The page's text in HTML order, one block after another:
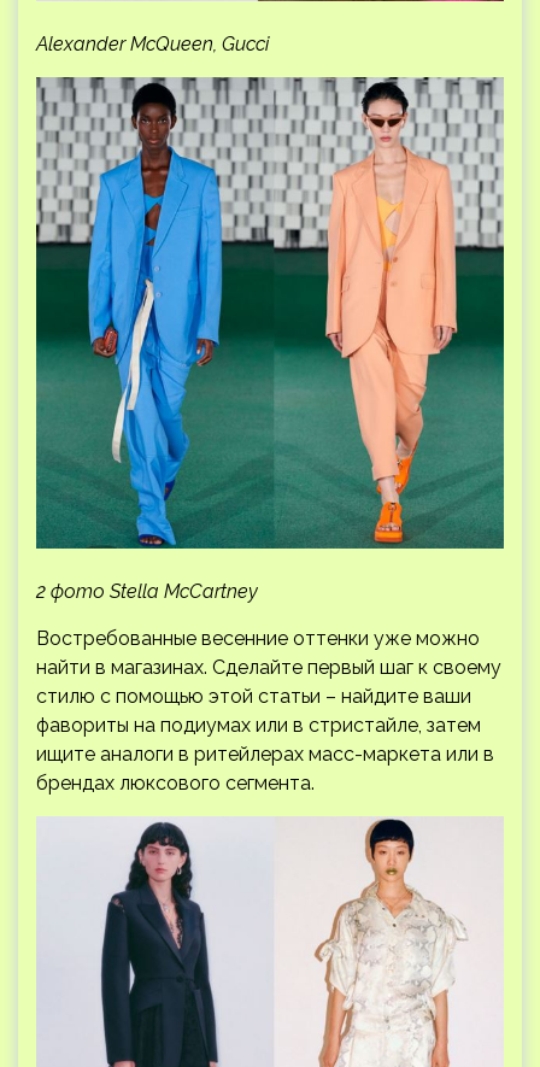
Alexander McQueen, Gucci
2 фото Stella McCartney
Востребованные весенние оттенки уже можно
найти в магазинах. Сделайте первый шаг к своему
стилю с помощью этой статьи – найдите ваши
фавориты на подиумах или в стристайле, затем
ищите аналоги в ритейлерах масс-маркета или в
брендах люксового сегмента.